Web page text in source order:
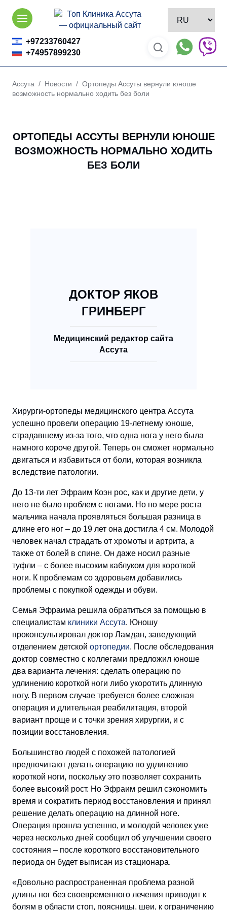
Skip
content
+97233760427
+74957899230
Ассута / Новости / Ортопеды Ассуты вернули юноше
возможность нормально ходить без боли
ОРТОПЕДЫ АССУТЫ ВЕРНУЛИ ЮНОШЕ
ВОЗМОЖНОСТЬ НОРМАЛЬНО ХОДИТЬ
БЕЗ БОЛИ
ДОКТОР ЯКОВ
ГРИНБЕРГ
Медицинский редактор сайта
Ассута
Хирурги-ортопеды медицинского центра Ассута
успешно провели операцию 19-летнему юноше,
страдавшему из-за того, что одна нога у него была
намного короче другой. Теперь он сможет нормально
двигаться и избавиться от боли, которая возникла
вследствие патологии.
До 13-ти лет Эфраим Коэн рос, как и другие дети, у
него не было проблем с ногами. Но по мере роста
мальчика начала проявляться большая разница в
длине его ног – до 19 лет она достигла 4 см. Молодой
человек начал страдать от хромоты и артрита, а
также от болей в спине. Он даже носил разные
туфли – с более высоким каблуком для короткой
ноги. К проблемам со здоровьем добавились
проблемы с покупкой одежды и обуви.
Семья Эфраима решила обратиться за помощью в
специалистам клиники Ассута. Юношу
проконсультировал доктор Ламдан, заведующий
отделением детской ортопедии. После обследования
доктор совместно с коллегами предложил юноше
два варианта лечения: сделать операцию по
удлинению короткой ноги либо укоротить длинную
ногу. В первом случае требуется более сложная
операция и длительная реабилитация, второй
вариант проще и с точки зрения хирургии, и с
позиции восстановления.
Большинство людей с похожей патологией
предпочитают делать операцию по удлинению
короткой ноги, поскольку это позволяет сохранить
более высокий рост. Но Эфраим решил сэкономить
время и сократить период восстановления и принял
решение делать операцию на длинной ноге.
Операция прошла успешно, и молодой человек уже
через несколько дней сообщил об улучшении своего
состояния – после короткого восстановительного
периода он будет выписан из стационара.
«Довольно распространенная проблема разной
длины ног без своевременного лечения приводит к
болям в области стоп, поясницы, шеи, к ограничению